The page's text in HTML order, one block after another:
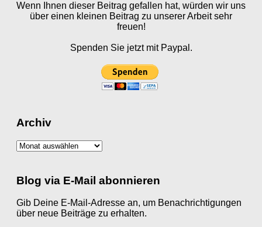
Wenn Ihnen dieser Beitrag gefallen hat, würden wir uns
über einen kleinen Beitrag zu unserer Arbeit sehr
freuen!
Spenden Sie jetzt mit Paypal.
Archiv
Archiv
Blog via E-Mail abonnieren
Gib Deine E-Mail-Adresse an, um Benachrichtigungen
über neue Beiträge zu erhalten.